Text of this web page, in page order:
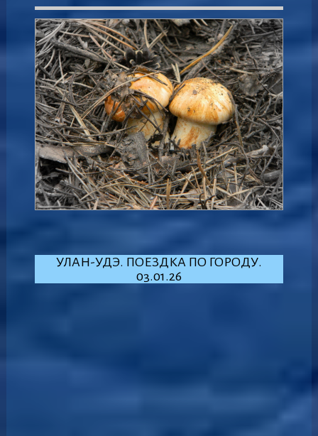
УЛАН-УДЭ. ПОЕЗДКА ПО ГОРОДУ.
03.01.26